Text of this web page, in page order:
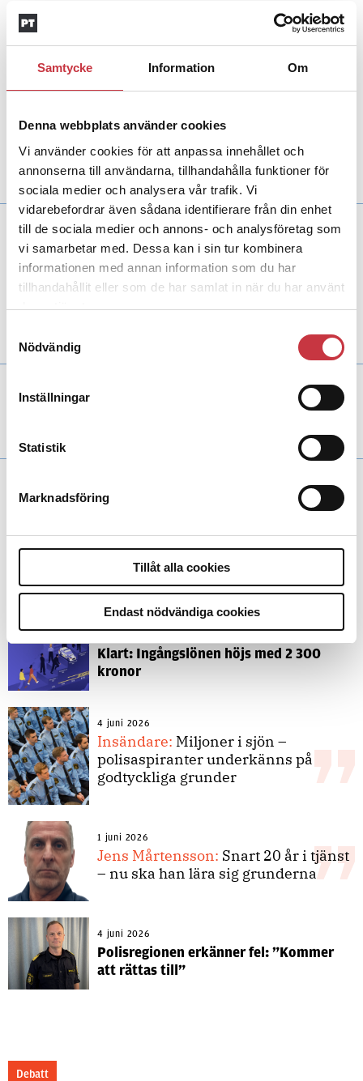
Samtycke Information Om
Denna webbplats använder cookies
Vi använder cookies för att anpassa innehållet och
annonserna till användarna, tillhandahålla funktioner för
sociala medier och analysera vår trafik. Vi
vidarebefordrar även sådana identifierare från din enhet
till de sociala medier och annons- och analysföretag som
vi samarbetar med. Dessa kan i sin tur kombinera
informationen med annan information som du har
tillhandahållit eller som de har samlat in när du har använt
deras tjänster.
Nödvändig
Inställningar
Statistik
Marknadsföring
Tillåt alla cookies
Endast nödvändiga cookies
Glöm inte första linjens
chefer
OrdförandeordNär man står inför förändring är
Det ger en känsla av trygghet och kontroll. Men
förutsättningarna och det blir inte riktigt som
man tänkt sig från början.
6 december 2013
Brandkårsutryckningar
splittar chefen
på deras hälsa – utan även på deras ledarskap.
På jakt efter moderna chefer
Senare artiklar»
Andra läser
Klart: Ingångslönen höjs med 2 300
kronor
4 juni 2026
Insändare: Miljoner i sjön –
polisaspiranter underkänns på
godtyckliga grunder
1 juni 2026
Jens Mårtensson: Snart 20 år i tjänst
– nu ska han lära sig grunderna
4 juni 2026
Polisregionen erkänner fel: ”Kommer
att rättas till”
Debatt